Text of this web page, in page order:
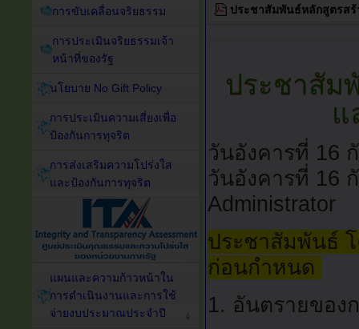
ประชาสัมพันธ์หลักสูตรส
ประชาสัม
แ
วันอังคารที่ 16
วันอังคารที่ 16
Administrator
ประชาสัมพันธ์
ก่อนกำหนด
1. อันตรายของ
การขับเคลื่อนจริยธรรม
การประเมินจริยธรรมเจ้า
หน้าที่ของรัฐ
นโยบาย No Gift Policy
การประเมินความเสี่ยงเพื่อ
ป้องกันการทุจริต
การส่งเสริมความโปร่งใส
และป้องกันการทุจริต
แผนและความก้าวหน้าใน
การดำเนินงานและการใช้
จ่ายงบประมาณประจำปี